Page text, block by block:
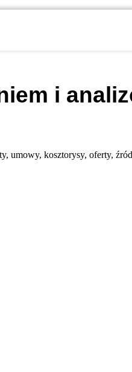
i
umowy, kosztorysy, oferty,